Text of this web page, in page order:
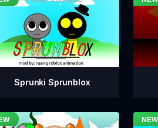
Sprunki Sprunblox